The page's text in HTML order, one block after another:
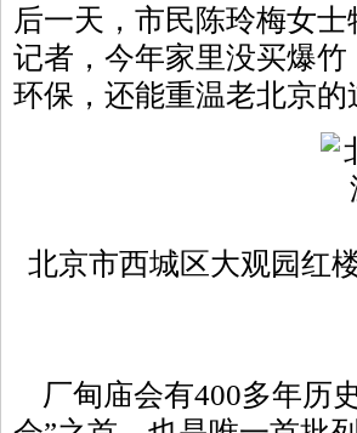
后一天，市民陈玲梅女
记者，今年家里没买爆
环保，还能重温老北京的
北京市西城区大观园红
厂甸庙会有400多年历